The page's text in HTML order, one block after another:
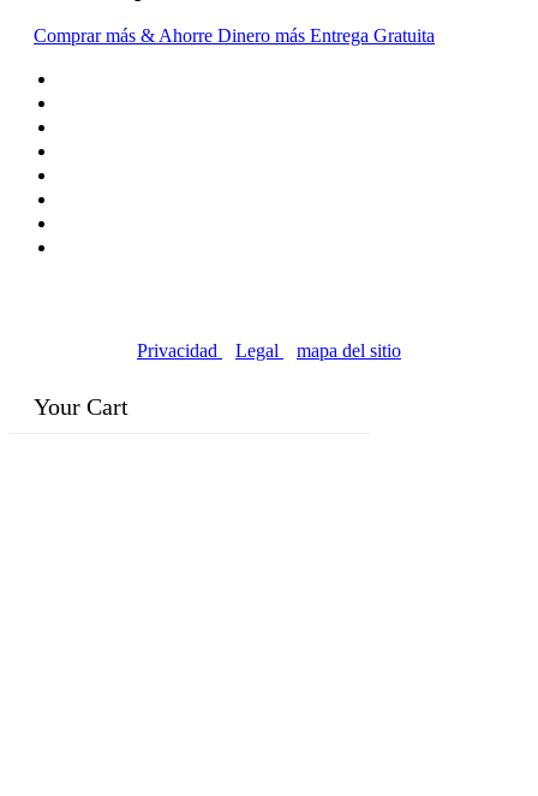
Comprar más & Ahorre Dinero más Entrega Gratuita
Privacidad
Legal mapa del sitio
Your Cart